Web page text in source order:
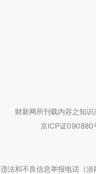
财新网所刊载内容之知
京ICP证090880
违法和不良信息举报电话（